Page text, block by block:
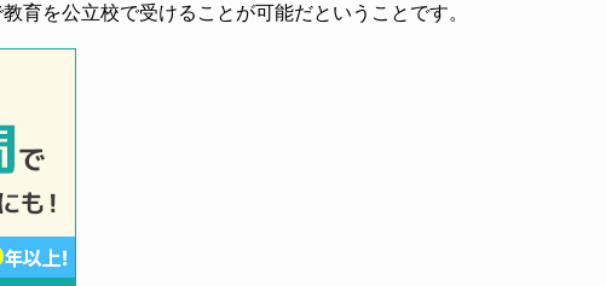
育を公立校で受けることが可能だということです。